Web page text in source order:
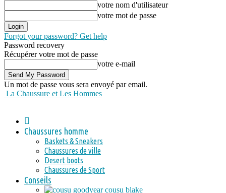
votre nom d'utilisateur
votre mot de passe
Forgot your password? Get help
Password recovery
Récupérer votre mot de passe
votre e-mail
Un mot de passe vous sera envoyé par email.
La Chaussure et Les Hommes
Chaussures homme
Baskets & Sneakers
Chaussures de ville
Desert boots
Chaussures de Sport
Conseils